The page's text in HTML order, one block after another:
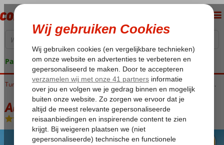
Pakketgarantie
Home Egeische kust Kusadasi Bayraklidede Aqua Fantasy Aquapark Hotel & Spa
Aqua Fantasy Aquapark Hotel & Spa
Ultra All Inclusive-Hotel